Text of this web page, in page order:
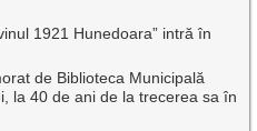
1921 Hunedoara” intră în
de Biblioteca Municipală
la 40 de ani de la trecerea sa în